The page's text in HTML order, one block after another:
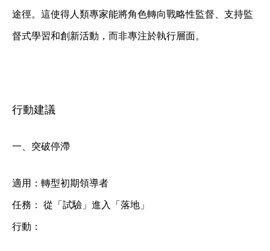
途徑。這使得人類專家能將角色轉向戰略性監督、支持監
督式學習和創新活動，而非專注於執行層面。
行動建議
一、突破停滯
適用：轉型初期領導者
任務： 從「試驗」進入「落地」
行動：